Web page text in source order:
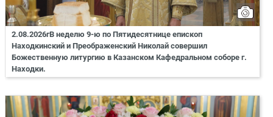
2.08.2026гВ неделю 9-ю по Пятидесятнице епископ
Находкинский и Преображенский Николай совершил
Божественную литургию в Казанском Кафедральном соборе г.
Находки.